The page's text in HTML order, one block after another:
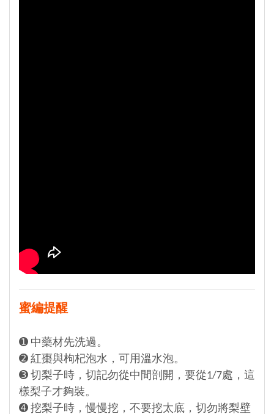
蜜編提醒
➊ 中藥材先洗過。
➋ 紅棗與枸杞泡水，可用溫水泡。
➌ 切梨子時，切記勿從中間剖開，要從1/7處，這
樣梨子才夠裝。
➍ 挖梨子時，慢慢挖，不要挖太底，切勿將梨壁